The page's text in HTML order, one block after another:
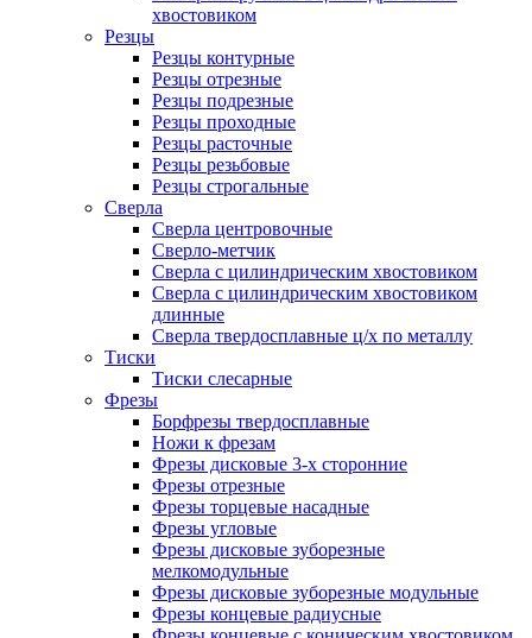
хвостовиком
Резцы
Резцы контурные
Резцы отрезные
Резцы подрезные
Резцы проходные
Резцы расточные
Резцы резьбовые
Резцы строгальные
Сверла
Сверла центровочные
Сверло-метчик
Сверла с цилиндрическим хвостовиком
Сверла с цилиндрическим хвостовиком
длинные
Сверла твердосплавные ц/х по металлу
Тиски
Тиски слесарные
Фрезы
Борфрезы твердосплавные
Ножи к фрезам
Фрезы дисковые 3-х сторонние
Фрезы отрезные
Фрезы торцевые насадные
Фрезы угловые
Фрезы дисковые зуборезные
мелкомодульные
Фрезы дисковые зуборезные модульные
Фрезы концевые радиусные